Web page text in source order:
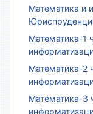
Математика и
Математика-1
Математика-2
Математика-3